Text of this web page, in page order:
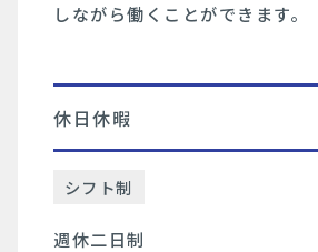
しながら働くことができます。
休日休暇
シフト制
週休二日制